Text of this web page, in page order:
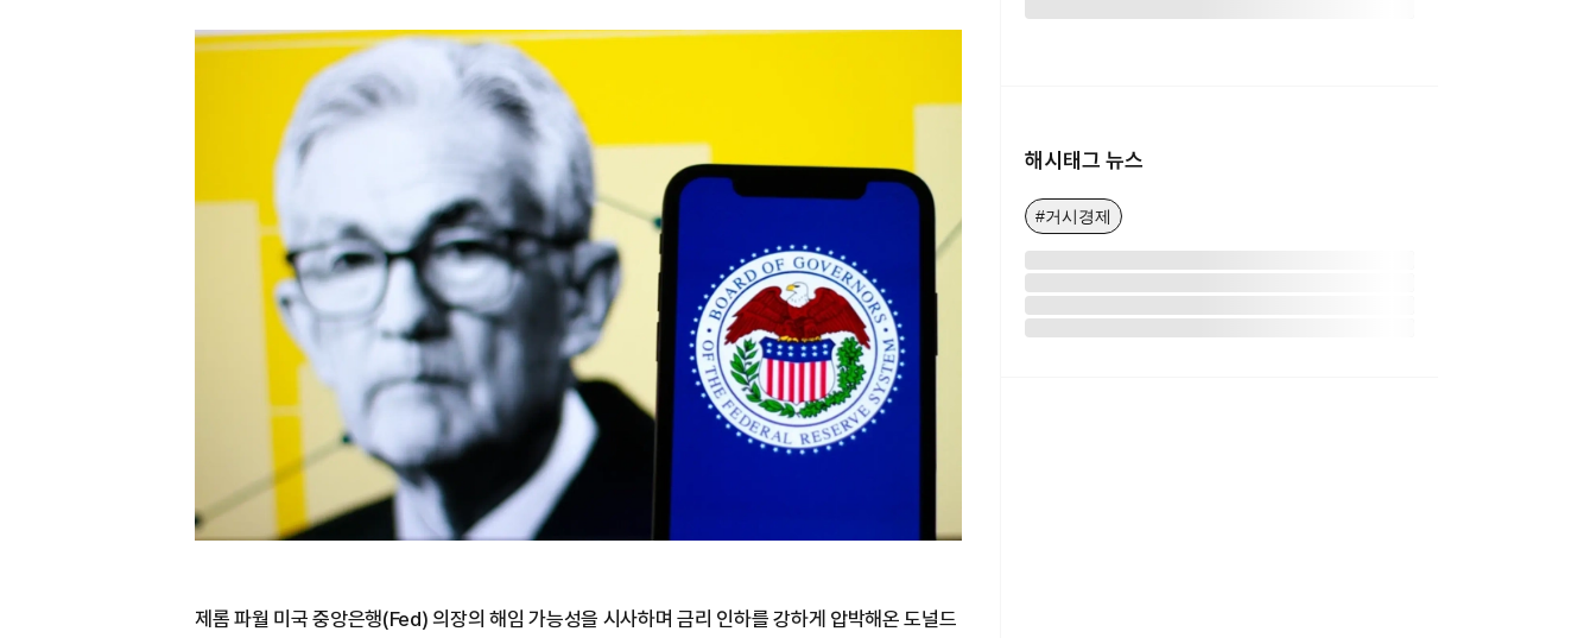
제롬 파월 미국 중앙은행(Fed) 의장의 해임 가능성을 시사하며 금리 인하를 강하게 압박해온 도널드
해시태그 뉴스
#거시경제